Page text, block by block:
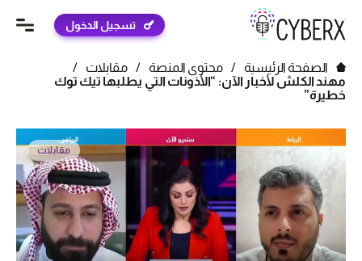
تسجيل الدخول
الصفحة الرئيسية / محتوى المنصة / مقابلات
/
مهند الكلش لأخبار الآن: “الأذونات التي يطلبها تيك توك
خطيرة”
مقابلات